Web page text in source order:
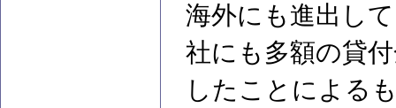
海外にも進出し
社にも多額の貸
したことによる